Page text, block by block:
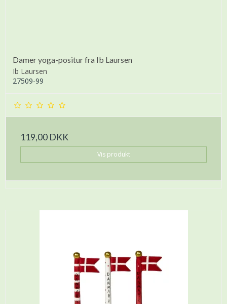
Damer yoga-positur fra Ib Laursen
Ib Laursen
27509-99
119,00 DKK
Vis produkt